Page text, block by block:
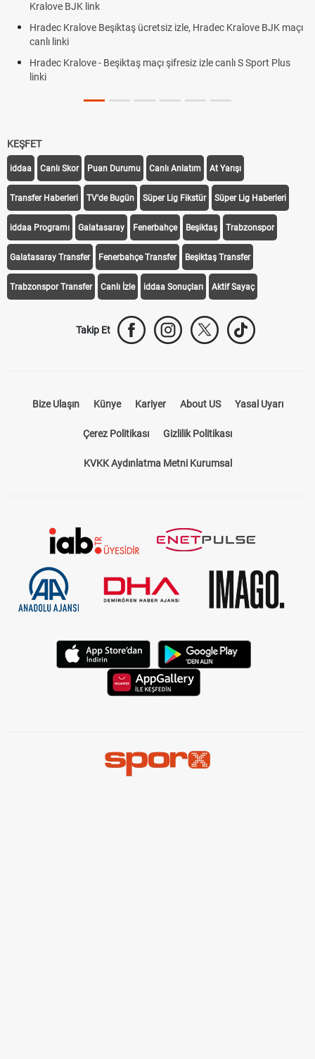
Kralove BJK link
Hradec Kralove Beşiktaş ücretsiz izle, Hradec Kralove BJK maçı
canlı linki
Hradec Kralove - Beşiktaş maçı şifresiz izle canlı S Sport Plus
linki
KEŞFET
iddaa Canlı Skor Puan Durumu Canlı Anlatım At Yarışı
Transfer Haberleri TV'de Bugün Süper Lig Fikstür Süper Lig Haberleri
iddaa Programı Galatasaray Fenerbahçe Beşiktaş Trabzonspor
Galatasaray Transfer Fenerbahçe Transfer Beşiktaş Transfer
Trabzonspor Transfer Canlı İzle iddaa Sonuçları Aktif Sayaç
Takip Et
Bize Ulaşın Künye Kariyer About US Yasal Uyarı
Çerez Politikası Gizlilik Politikası
KVKK Aydınlatma Metni Kurumsal